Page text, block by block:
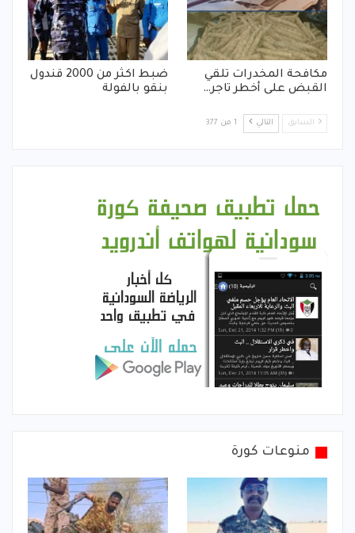
مكافحة المخدرات تلقي
القبض على أخطر تاجر…
ضبط اكثر من 2000 قندول
بنقو بالفولة
السابق التالي 1 من 377
منوعات كورة